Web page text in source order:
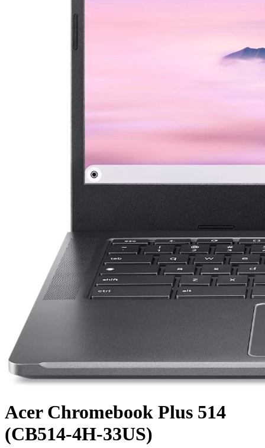
Acer Chromebook Plus 514
(CB514-4H-33US)